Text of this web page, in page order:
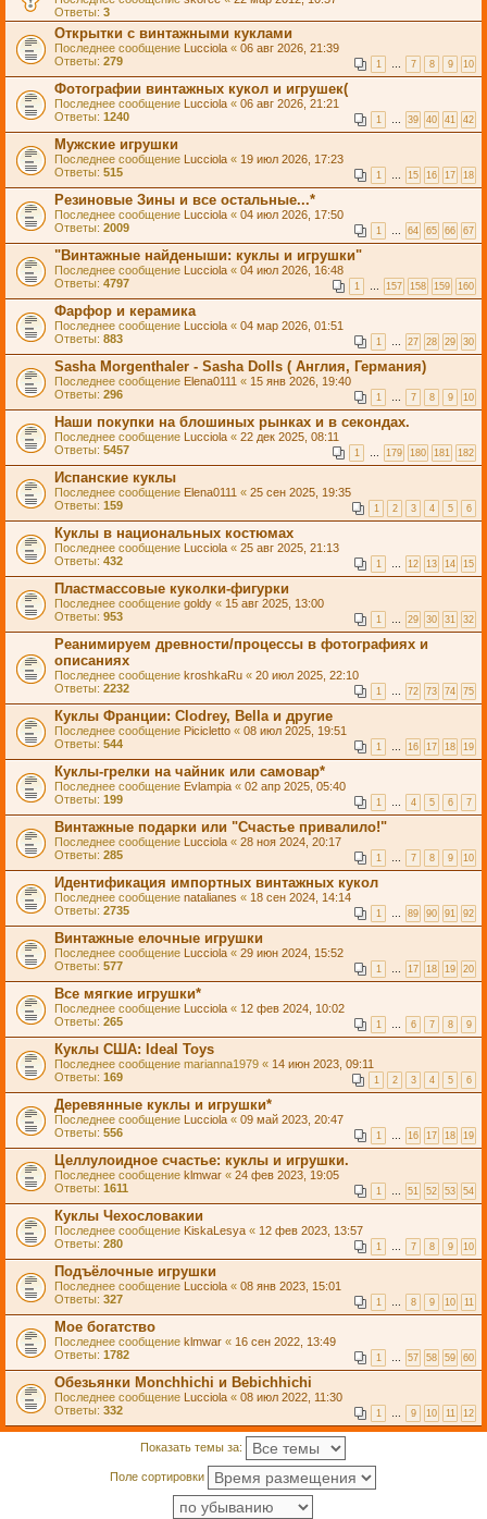
Ответы: 3
Открытки с винтажными куклами
Последнее сообщение Lucciola « 06 авг 2026, 21:39
Ответы: 279 1 … 7 8 9 10
Фотографии винтажных кукол и игрушек(
Последнее сообщение Lucciola « 06 авг 2026, 21:21
Ответы: 1240 1 … 39 40 41 42
Мужские игрушки
Последнее сообщение Lucciola « 19 июл 2026, 17:23
Ответы: 515 1 … 15 16 17 18
Резиновые Зины и все остальные...*
Последнее сообщение Lucciola « 04 июл 2026, 17:50
Ответы: 2009 1 … 64 65 66 67
"Винтажные найденыши: куклы и игрушки"
Последнее сообщение Lucciola « 04 июл 2026, 16:48
Ответы: 4797 1 … 157 158 159 160
Фарфор и керамика
Последнее сообщение Lucciola « 04 мар 2026, 01:51
Ответы: 883 1 … 27 28 29 30
Sasha Morgenthaler - Sasha Dolls ( Англия, Германия)
Последнее сообщение Elena0111 « 15 янв 2026, 19:40
Ответы: 296 1 … 7 8 9 10
Наши покупки на блошиных рынках и в секондах.
Последнее сообщение Lucciola « 22 дек 2025, 08:11
Ответы: 5457 1 … 179 180 181 182
Испанские куклы
Последнее сообщение Elena0111 « 25 сен 2025, 19:35
Ответы: 159 1 2 3 4 5 6
Куклы в национальных костюмах
Последнее сообщение Lucciola « 25 авг 2025, 21:13
Ответы: 432 1 … 12 13 14 15
Пластмассовые куколки-фигурки
Последнее сообщение goldy « 15 авг 2025, 13:00
Ответы: 953 1 … 29 30 31 32
Реанимируем древности/процессы в фотографиях и
описаниях
Последнее сообщение kroshkaRu « 20 июл 2025, 22:10
Ответы: 2232 1 … 72 73 74 75
Куклы Франции: Clodrey, Bella и другие
Последнее сообщение Picicletto « 08 июл 2025, 19:51
Ответы: 544 1 … 16 17 18 19
Куклы-грелки на чайник или самовар*
Последнее сообщение Evlampia « 02 апр 2025, 05:40
Ответы: 199 1 … 4 5 6 7
Винтажные подарки или "Счастье привалило!"
Последнее сообщение Lucciola « 28 ноя 2024, 20:17
Ответы: 285 1 … 7 8 9 10
Идентификация импортных винтажных кукол
Последнее сообщение natalianes « 18 сен 2024, 14:14
Ответы: 2735 1 … 89 90 91 92
Винтажные елочные игрушки
Последнее сообщение Lucciola « 29 июн 2024, 15:52
Ответы: 577 1 … 17 18 19 20
Все мягкие игрушки*
Последнее сообщение Lucciola « 12 фев 2024, 10:02
Ответы: 265 1 … 6 7 8 9
Куклы США: Ideal Toys
Последнее сообщение marianna1979 « 14 июн 2023, 09:11
Ответы: 169 1 2 3 4 5 6
Деревянные куклы и игрушки*
Последнее сообщение Lucciola « 09 май 2023, 20:47
Ответы: 556 1 … 16 17 18 19
Целлулоидное счастье: куклы и игрушки.
Последнее сообщение klmwar « 24 фев 2023, 19:05
Ответы: 1611 1 … 51 52 53 54
Куклы Чехословакии
Последнее сообщение KiskaLesya « 12 фев 2023, 13:57
Ответы: 280 1 … 7 8 9 10
Подъёлочные игрушки
Последнее сообщение Lucciola « 08 янв 2023, 15:01
Ответы: 327 1 … 8 9 10 11
Мое богатство
Последнее сообщение klmwar « 16 сен 2022, 13:49
Ответы: 1782 1 … 57 58 59 60
Обезьянки Monchhichi и Bebichhichi
Последнее сообщение Lucciola « 08 июл 2022, 11:30
Ответы: 332 1 … 9 10 11 12
Показать темы за:
Поле сортировки